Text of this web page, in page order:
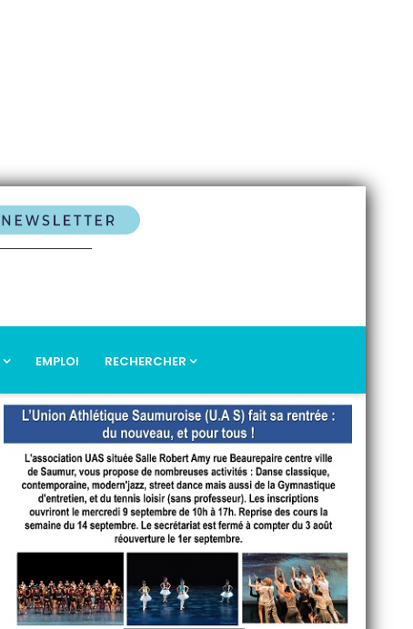
EMPLOI RECHERCHER